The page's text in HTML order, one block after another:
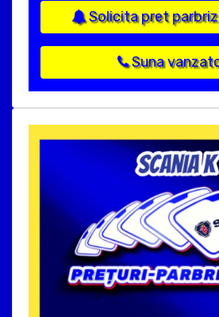
Solicita pret parbriz
Suna